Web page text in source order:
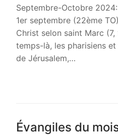
Septembre-Octobre
1er septembre (22ème
Christ selon saint Marc (7,
temps-là, les pharisiens
de Jérusalem,…
Évangiles du